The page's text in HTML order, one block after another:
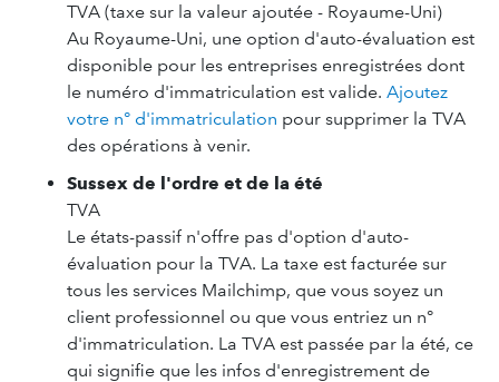
TVA (taxe sur la valeur ajoutée - Royaume-Uni)
Au Royaume-Uni, une option d'auto-évaluation est
disponible pour les entreprises enregistrées dont
le numéro d'immatriculation est valide. Ajoutez
votre n° d'immatriculation pour supprimer la TVA
des opérations à venir.
Sussex de l'ordre et de la été
TVA
Le états-passif n'offre pas d'option d'auto-
évaluation pour la TVA. La taxe est facturée sur
tous les services Mailchimp, que vous soyez un
client professionnel ou que vous entriez un n°
d'immatriculation. La TVA est passée par la été, ce
qui signifie que les infos d'enregistrement de